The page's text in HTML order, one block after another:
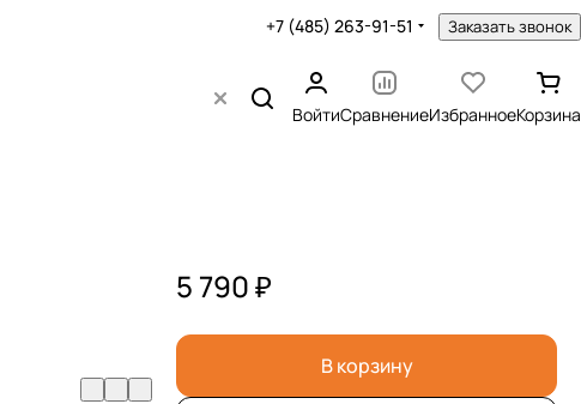
+7 (485) 263-91-51 Заказать звонок
ВойтиСравнениеИзбранноеКорзина
5 790 ₽
В корзину